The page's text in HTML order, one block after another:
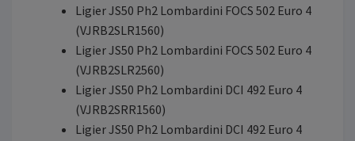
Ligier JS50 Ph2 Lombardini FOCS 502 Euro 4
(VJRB2SLR1560)
Ligier JS50 Ph2 Lombardini FOCS 502 Euro 4
(VJRB2SLR2560)
Ligier JS50 Ph2 Lombardini DCI 492 Euro 4
(VJRB2SRR1560)
Ligier JS50 Ph2 Lombardini DCI 492 Euro 4